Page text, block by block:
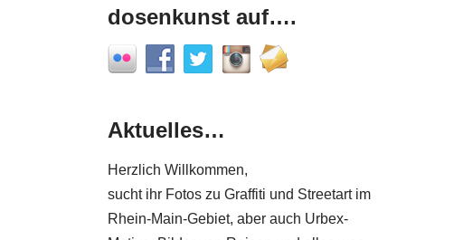
dosenkunst auf….
Aktuelles…
Herzlich Willkommen,
sucht ihr Fotos zu Graffiti und Streetart im
Rhein-Main-Gebiet, aber auch Urbex-